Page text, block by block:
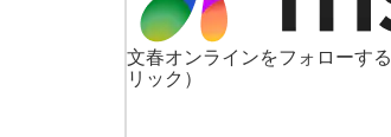
文春オンラインをフォローする
リック）